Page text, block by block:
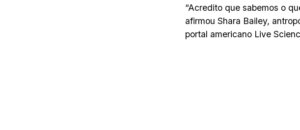
“Acredito que sabemos o
afirmou Shara Bailey,
portal americano Live